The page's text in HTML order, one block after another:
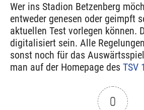
Wer ins Stadion Betzenberg
entweder genesen oder geimpft
aktuellen Test vorlegen können.
digitalisiert sein. Alle
sonst noch für das
man auf der Homepage des TSV
0